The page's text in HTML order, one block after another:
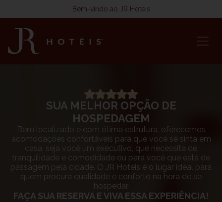
Bem-vindo ao JR Hoteis
SUA MELHOR OPÇÃO DE
HOSPEDAGEM
Bem localizado e com ótima estrutura, oferecemos
acomodações confortáveis para que você se sinta em
casa, seja você um executivo, que necessita de
tranquilidade e comodidade ou para você que está de
passagem pela cidade. O JR Hotéis é o lugar ideal para
quem procura qualidade e conforto na hora de se
hospedar.
FAÇA SUA RESERVA E VIVA ESSA EXPERIÊNCIA!